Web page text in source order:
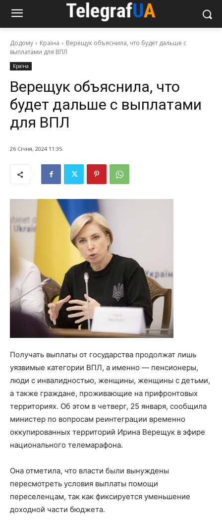
Додому Країна
Верещук объяснила, что будет дальше с
выплатами для ВПЛ
Країна
Верещук объяснила, что
будет дальше с выплатами
для ВПЛ
26 Січня, 2024 11:35
Получать выплаты от государства продолжат лишь
уязвимые категории ВПЛ, а именно — пенсионеры,
люди с инвалидностью, женщины, женщины с детьми,
а также граждане, проживающие на прифронтовых
территориях. Об этом в четверг, 25 января, сообщила
министер по вопросам реинтеграции временно
оккупированных территорий Ирина Верещук в эфире
национального телемарафона.
Она отметила, что власти были вынуждены
пересмотреть условия выплаты помощи
переселенцам, так как фиксируется уменьшение
доходной части бюджета.